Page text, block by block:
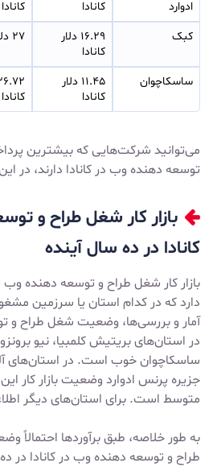
ادوارد کانادا کانادا
کبک
کانادا
۲۷ دلار کانادا
ساسکاچوان
کانادا
کانادا
می‌توانید شرکت‌هایی که بیشترین
توسعه دهنده وب در کانادا دارند، در
بازار کار شغل طراح و
کانادا در ده سال آینده
بازار کار شغل طراح و توسعه دهنده وب
دارد که در کدام استان یا سرزمین
آمار و بررسی‌ها، وضعیت شغل طراح و
در استان‌های بریتیش کلمبیا، نیو
ساسکاچوان خوب است. در استان‌های
جزیره پرنس ادوارد وضعیت بازار کار
متوسط است. برای استان‌های دیگر
به طور خلاصه، طبق برآوردها
طراح و توسعه دهنده وب در کانادا در